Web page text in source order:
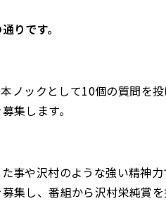
りです。
ノックとして10個の質問を投
集します。
事や沢村のような強い精神
集し、番組から沢村栄純賞